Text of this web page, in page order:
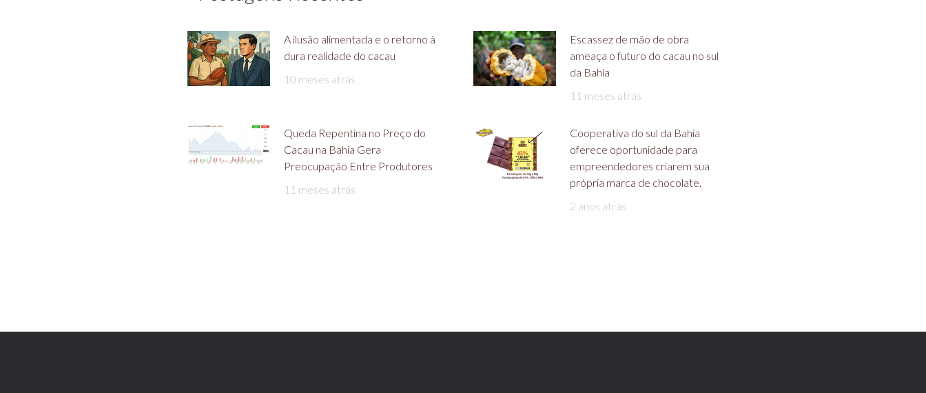
A ilusão alimentada e o retorno à
dura realidade do cacau
10 meses atrás
Escassez de mão de obra
ameaça o futuro do cacau no sul
da Bahia
11 meses atrás
Queda Repentina no Preço do
Cacau na Bahia Gera
Preocupação Entre Produtores
11 meses atrás
Cooperativa do sul da Bahia
oferece oportunidade para
empreendedores criarem sua
própria marca de chocolate.
2 anos atrás